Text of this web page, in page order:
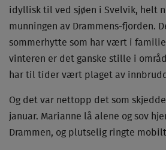
idyllisk til ved sjøen i Svelvik, helt
munningen av Drammens-fjorden.
sommerhytte som har vært i
vinteren er det ganske stille i
har til tider vært plaget av
Og det var nettopp det som
januar. Marianne lå alene og sov
Drammen, og plutselig ringte